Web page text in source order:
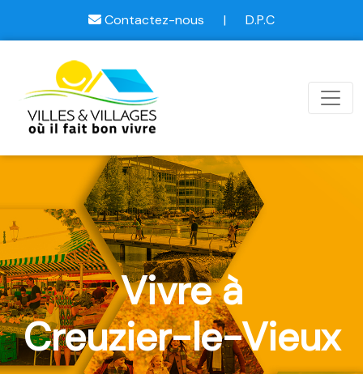
Contactez-nous | D.P.C
Vivre à
Creuzier-le-Vieux